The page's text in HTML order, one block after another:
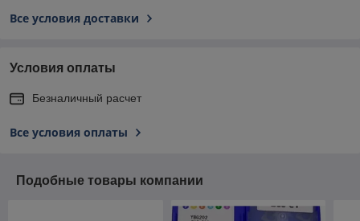
Все условия доставки
Условия оплаты
Безналичный расчет
Все условия оплаты
Подобные товары компании